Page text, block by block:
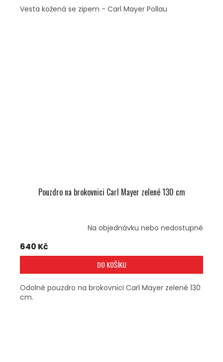
Vesta kožená se zipem - Carl Mayer Pollau
Pouzdro na brokovnici Carl Mayer zelené 130 cm
Na objednávku nebo nedostupné
640 Kč
DO KOŠÍKU
Odolné pouzdro na brokovnici Carl Mayer zelené 130
cm.